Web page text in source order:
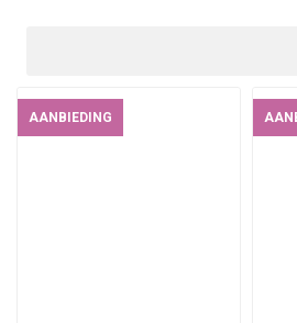
AANBIEDING